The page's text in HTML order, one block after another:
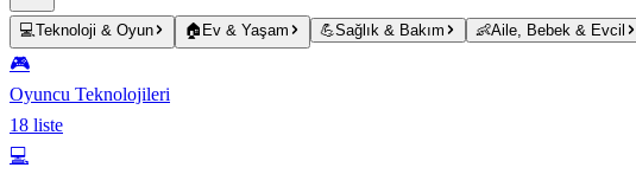
💻Teknoloji & Oyun 🏠 Ev & Yaşam 💪Sağlık & Bakım 👶Aile, Bebek & Evcil
🎮
Oyuncu Teknolojileri
18 liste
💻